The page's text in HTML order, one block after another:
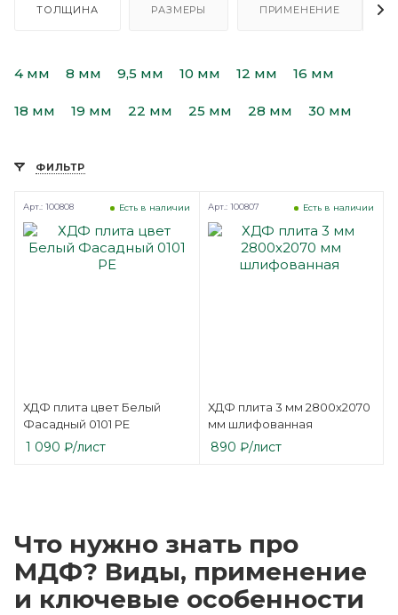
ТОЛЩИНА РАЗМЕРЫ ПРИМЕНЕНИЕ
4 мм 8 мм 9,5 мм 10 мм 12 мм 16 мм
18 мм 19 мм 22 мм 25 мм 28 мм 30 мм
ФИЛЬТР
ХДФ плита цвет Белый
Фасадный 0101 PE
Есть в наличии
Арт.: 100808
1 090 ₽/лист
ХДФ плита 3 мм 2800х2070
мм шлифованная
Есть в наличии
Арт.: 100807
890 ₽/лист
Что нужно знать про
МДФ? Виды, применение
и ключевые особенности